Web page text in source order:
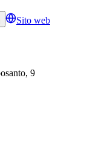
Sito web
9